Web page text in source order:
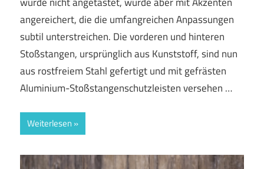
angereichert, die die umfangreichen Anpassungen
subtil unterstreichen. Die vorderen und hinteren
Stoßstangen, ursprünglich aus Kunststoff, sind nun
aus rostfreiem Stahl gefertigt und mit gefrästen
Aluminium-Stoßstangenschutzleisten versehen …
Weiterlesen